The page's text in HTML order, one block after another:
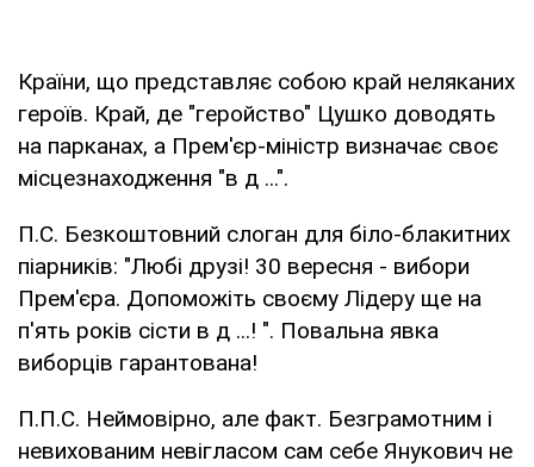
Країни, що представляє собою край неляканих
героїв. Край, де "геройство" Цушко доводять
на парканах, а Прем'єр-міністр визначає своє
місцезнаходження "в д ...".
П.С. Безкоштовний слоган для біло-блакитних
піарників: "Любі друзі! 30 вересня - вибори
Прем'єра. Допоможіть своєму Лідеру ще на
п'ять років сісти в д ...! ". Повальна явка
виборців гарантована!
П.П.С. Неймовірно, але факт. Безграмотним і
невихованим невігласом сам себе Янукович не